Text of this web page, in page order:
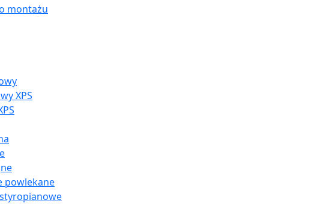
montażu
XPS
powlekane